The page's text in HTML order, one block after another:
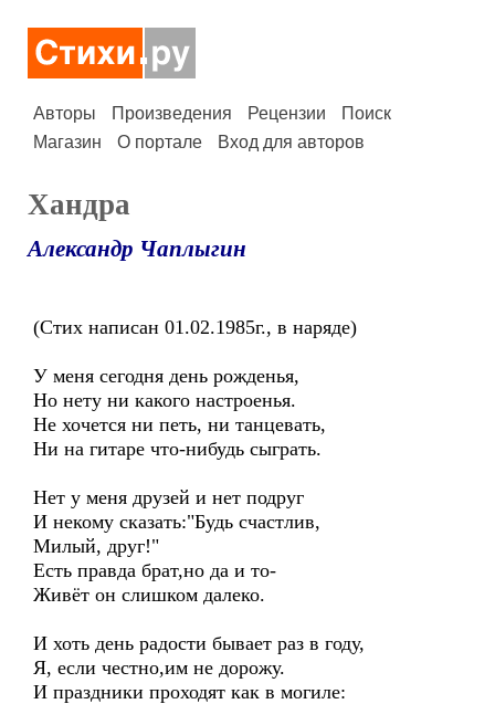
Авторы Произведения Рецензии
Поиск
Магазин
О портале Вход для авторов
Хандра
Александр Чаплыгин
(Стих написан 01.02.1985г., в наряде)
У меня сегодня день рожденья,
Но нету ни какого настроенья.
Не хочется ни петь, ни танцевать,
Ни на гитаре что-нибудь сыграть.
Нет у меня друзей и нет подруг
И некому сказать:"Будь счастлив,
Милый, друг!"
Есть правда брат,но да и то-
Живёт он слишком далеко.
И хоть день радости бывает раз в году,
Я, если честно,им не дорожу.
И праздники проходят как в могиле: